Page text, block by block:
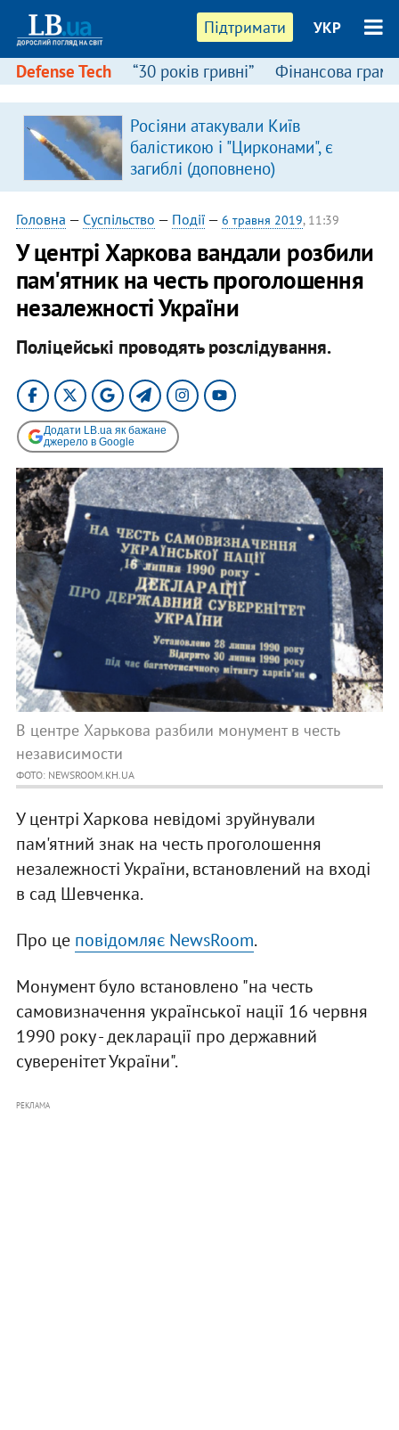
Підтримати УКР
Defense Tech “30 років гривні” Фінансова
Росіяни атакували Київ
балістикою і "Цирконами", є
загиблі (доповнено)
Головна — Суспільство — Події— 6 травня 2019, 11:39
У центрі Харкова вандали розбили
пам'ятник на честь проголошення
незалежності України
Поліцейські проводять розслідування.
Додати LB.ua як бажане
джерело в Google
​В центре Харькова разбили монумент в честь
независимости
ФОТО: NEWSROOM.KH.UA
У центрі Харкова невідомі зруйнували
пам'ятний знак на честь проголошення
незалежності України, встановлений на вході
в сад Шевченка.
Про це повідомляє NewsRoom.
Монумент було встановлено "на честь
самовизначення української нації 16 червня
1990 року - декларації про державний
суверенітет України".
РЕКЛАМА